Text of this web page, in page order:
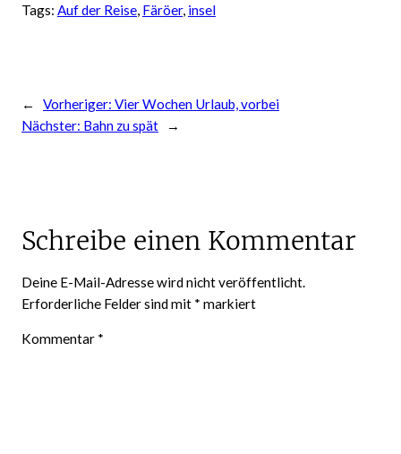
Tags: Auf der Reise, Färöer, insel
← Vorheriger: Vier Wochen Urlaub, vorbei
Nächster: Bahn zu spät →
Schreibe einen Kommentar
Deine E-Mail-Adresse wird nicht veröffentlicht.
Erforderliche Felder sind mit * markiert
Kommentar *